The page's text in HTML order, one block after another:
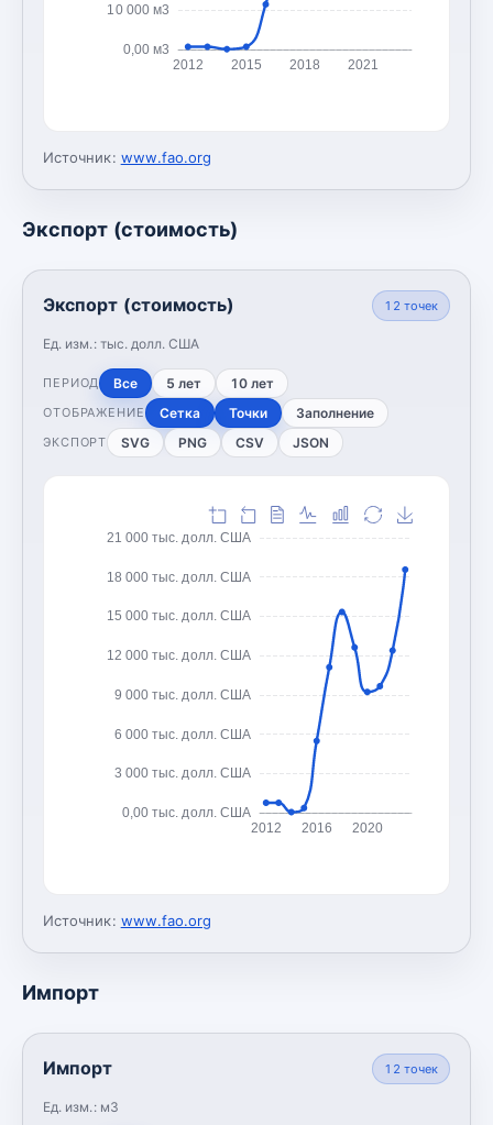
0,00 м3
10 000 м3
2012 2015 2018 2021
Источник: www.fao.org
Экспорт (стоимость)
Экспорт (стоимость)
Ед. изм.: тыс. долл. США
12 точек
ПЕРИОД Все 5 лет 10 лет
ОТОБРАЖЕНИЕ Сетка Точки Заполнение
ЭКСПОРТ SVG PNG CSV JSON
0,00 тыс. долл. США
3 000 тыс. долл. США
6 000 тыс. долл. США
9 000 тыс. долл. США
12 000 тыс. долл. США
15 000 тыс. долл. США
18 000 тыс. долл. США
21 000 тыс. долл. США
2012 2016 2020
Источник: www.fao.org
Импорт
Импорт
Ед. изм.: м3
12 точек